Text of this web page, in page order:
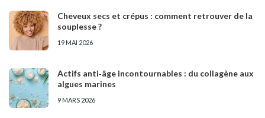
Cheveux secs et crépus : comment retrouver de la
souplesse ?
19 MAI 2026
Actifs anti‑âge incontournables : du collagène aux
algues marines
9 MARS 2026